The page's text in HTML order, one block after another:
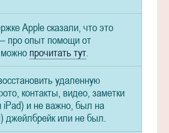
Apple сказали, что это
про опыт помощи от
прочитать тут.
удаленную
контакты, видео, заметки
iPad) и не важно, был на
джейлбрейк или не был.